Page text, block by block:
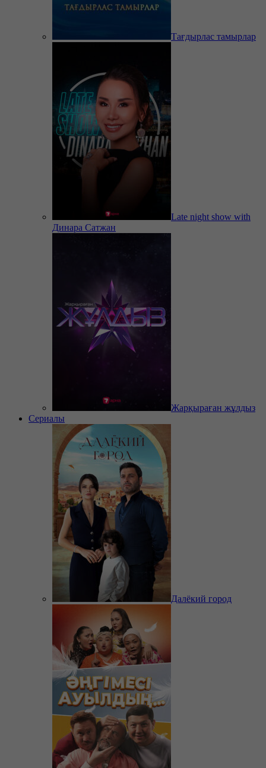
Тағдырлас тамырлар
Late night show with
Динара Сатжан
Жарқыраған жұлдыз
Сериалы
Далёкий город